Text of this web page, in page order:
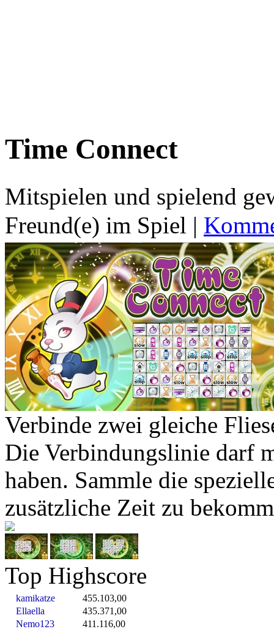
Time Connect
Mitspielen und spielend
Freund(e) im Spiel |
Verbinde zwei gleiche
Die Verbindungslinie darf
haben. Sammle die
zusätzliche Zeit zu
Top Highscore
kamikatze
455.103,00
Ellaella
435.371,00
Nemo123
411.116,00